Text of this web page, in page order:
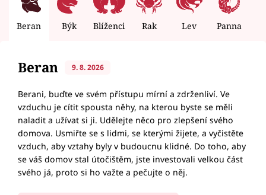
Beran Býk Blíženci Rak Lev Panna
Beran 9. 8. 2026
Berani, buďte ve svém přístupu mírní a zdrženliví. Ve
vzduchu je cítit spousta něhy, na kterou byste se měli
naladit a užívat si ji. Udělejte něco pro zlepšení svého
domova. Usmiřte se s lidmi, se kterými žijete, a vyčistěte
vzduch, aby vztahy byly v budoucnu klidné. Do toho, aby
se váš domov stal útočištěm, jste investovali velkou část
svého já, proto si ho važte a pečujte o něj.